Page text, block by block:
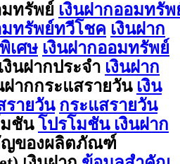
มทรัพย์ เงินฝากออมทรัพ
มทรัพย์ทวีโชค เงินฝาก
เศษ เงินฝากออมทรัพย์
เงินฝากประจำ เงินฝาก
ฝากกระแสรายวัน เงิน
รายวัน กระแสรายวัน
มชัน โปรโมชัน เงินฝาก
ญของผลิตภัณฑ์